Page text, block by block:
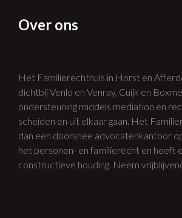
Over ons
Het Familierechthuis in Horst en
dichtbij Venlo en Venray, Cuijk en
ondersteuning middels mediation en
scheiden en uit elkaar gaan. Het
dan een doorsnee advocatenkantoor
het personen- en familierecht en heeft
constructieve houding. Neem